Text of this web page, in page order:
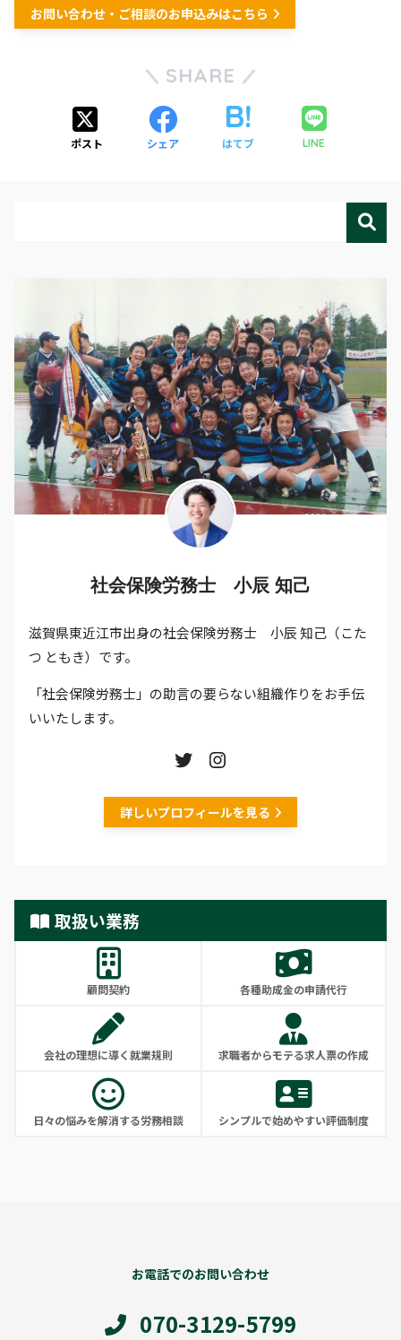
お問い合わせ・ご相談のお申込みはこちら
SHARE
ポスト シェア はてブ LINE
社会保険労務士 小辰 知己
滋賀県東近江市出身の社会保険労務士 小辰 知己（こた
つ ともき）です。
「社会保険労務士」の助言の要らない組織作りをお手伝
いいたします。
詳しいプロフィールを見る
取扱い業務
顧問契約 各種助成金の申請代行
会社の理想に導く就業規則 求職者からモテる求人票の作成
日々の悩みを解消する労務相談 シンプルで始めやすい評価制度
お電話でのお問い合わせ
070-3129-5799